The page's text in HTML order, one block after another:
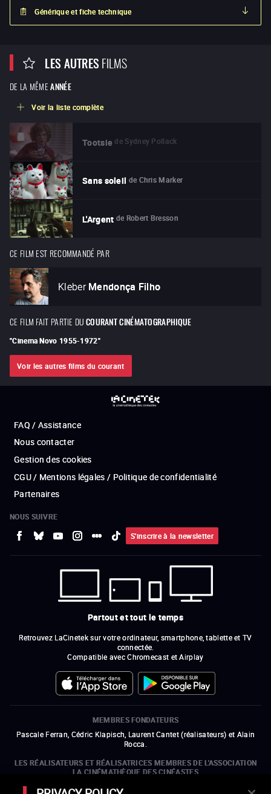
Générique et fiche technique
LES AUTRESFILMS
DE LA MÊME ANNÉE
Voir la liste complète
Tootsie de Sydney Pollack
Sans soleil de Chris Marker
L'Argent de Robert Bresson
CE FILM EST RECOMMANDÉ PAR
Kleber Mendonça Filho
CE FILM FAIT PARTIE DUCOURANT CINÉMATOGRAPHIQUE
"Cinema Novo 1955-1972"
Voir les autres films du courant
FAQ / Assistance
Nous contacter
Gestion des cookies
CGU / Mentions légales / Politique de confidentialité
Partenaires
NOUS SUIVRE
S'inscrire à la newsletter
Partout et tout le temps
Retrouvez LaCinetek sur votre ordinateur, smartphone, tablette et TV
connectée.
Compatible avec Chromecast et Airplay
MEMBRES FONDATEURS
Pascale Ferran, Cédric Klapisch, Laurent Cantet (réalisateurs) et Alain
Rocca.
LES RÉALISATEURS ET RÉALISATRICES MEMBRES DE L'ASSOCIATION
LA CINÉMATHÈQUE DES CINÉASTES
Olivier Assayas, Bertrand Bonello, Michel Hazanavicius (représentant de